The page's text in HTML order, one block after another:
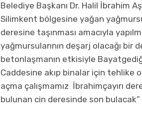
Belediye Başkanı Dr. Halil İbrahim
Silimkent bölgesine yağan
deresine taşınması amacıyla
yağmursularının deşarj olacağı bir
betonlaşmanın etkisiyle
Caddesine akıp binalar için tehlike
açma çalışmamız İbrahimçayırı
bulunan cin deresinde son bulacak”